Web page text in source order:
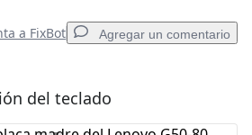
a FixBot Agregar un comentario
un comentario
del teclado